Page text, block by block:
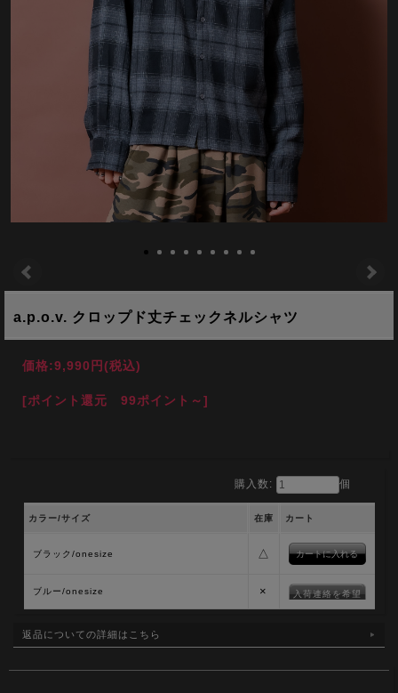
a.p.o.v. クロップド丈チェックネルシャツ
価格:9,990円(税込)
[ポイント還元 99ポイント～]
購入数: 個
カラー/サイズ 在庫 カート
ブラック/onesize △
ブルー/onesize × 入荷連絡を希望
返品についての詳細はこちら